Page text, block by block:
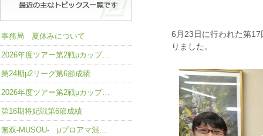
6月23日に行われた第
りました。
事務局 夏休みについて
2026年度ツアー第2戦μカップ…
第24期μ2リーグ第6節成績
2026年度ツアー第2戦μカップ…
第16期将妃戦第6節成績
無双-MUSOU- μプロアマ混…